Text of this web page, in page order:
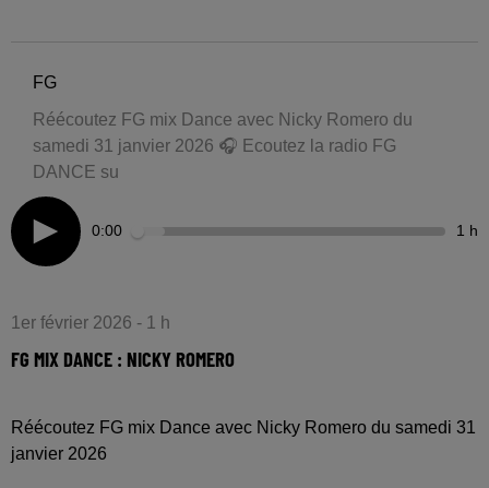
FG
Réécoutez FG mix Dance avec Nicky Romero du
samedi 31 janvier 2026 🎧 Ecoutez la radio FG
DANCE su
0:00 1 h
1er février 2026 - 1 h
FG MIX DANCE : NICKY ROMERO
Réécoutez FG mix Dance avec Nicky Romero du samedi 31
janvier 2026